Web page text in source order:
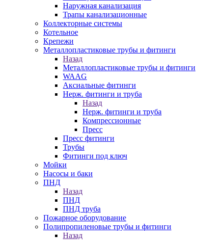
Наружная канализация
Трапы канализационные
Коллекторные системы
Котельное
Крепежи
Металлопластиковые трубы и фитинги
Назад
Металлопластиковые трубы и фитинги
WAAG
Аксиальные фитинги
Нерж. фитинги и труба
Назад
Нерж. фитинги и труба
Компрессионные
Пресс
Пресс фитинги
Трубы
Фитинги под ключ
Мойки
Насосы и баки
ПНД
Назад
ПНД
ПНД труба
Пожарное оборудование
Полипропиленовые трубы и фитинги
Назад